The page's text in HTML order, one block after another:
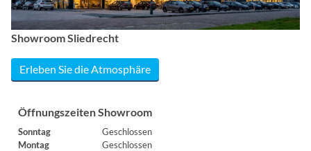
Showroom Sliedrecht
Erleben Sie die Atmosphäre
Öffnungszeiten Showroom
Sonntag
Geschlossen
Montag
Geschlossen